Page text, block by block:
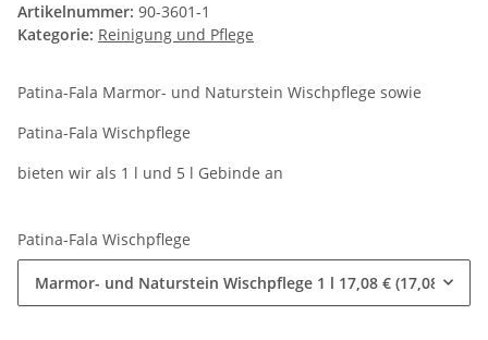
Artikelnummer: 90-3601-1
Kategorie: Reinigung und Pflege
Patina-Fala Marmor- und Naturstein Wischpflege sowie
Patina-Fala Wischpflege
bieten wir als 1 l und 5 l Gebinde an
Patina-Fala Wischpflege
Marmor- und Naturstein Wischpflege 1 l 17,08 € (17,08 € pro